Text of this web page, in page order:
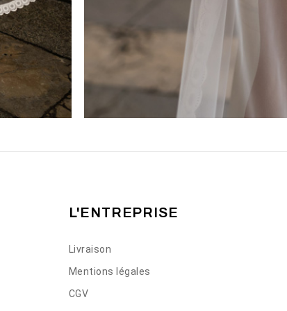
L'ENTREPRISE
Livraison
Mentions légales
CGV